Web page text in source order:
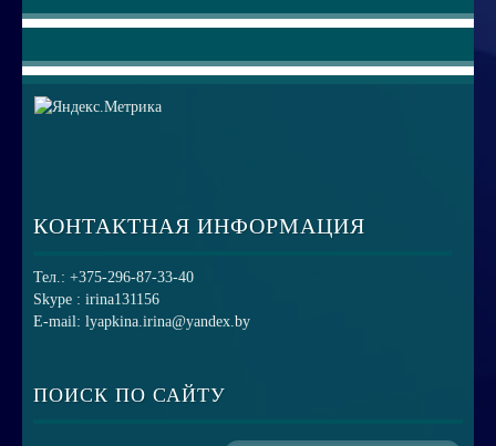
КОНТАКТНАЯ ИНФОРМАЦИЯ
Тел.: +375-296-87-33-40
Skype : irina131156
E-mail: lyapkina.irina@yandex.by
ПОИСК ПО САЙТУ